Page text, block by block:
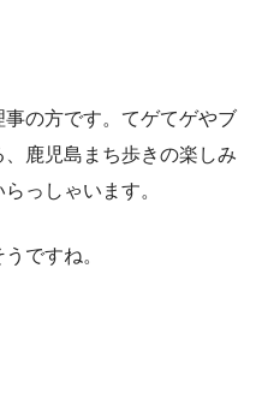
事の方です。てゲてゲやブ
鹿児島まち歩きの楽しみ
っしゃいます。
ですね。